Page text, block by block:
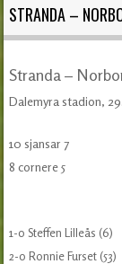
STRANDA –
Stranda –
Dalemyra stadion,
10 sjansar 7
8 cornere 5
1-0 Steffen Lilleås (6)
2-0 Ronnie Furset (53)